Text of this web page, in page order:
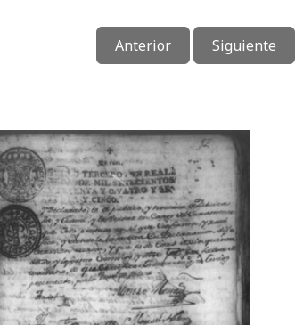
Anterior Siguiente